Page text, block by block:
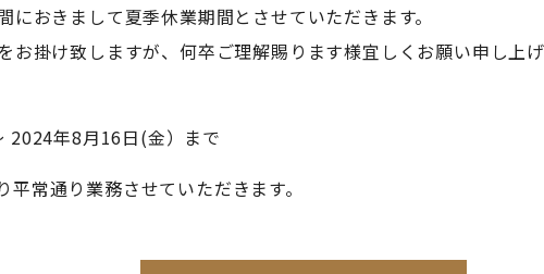
におきまして夏季休業期間とさせていただきます。
お掛け致しますが、何卒ご理解賜ります様宜しくお願い申し上
2024年8月16日(金）まで
常通り業務させていただきます。